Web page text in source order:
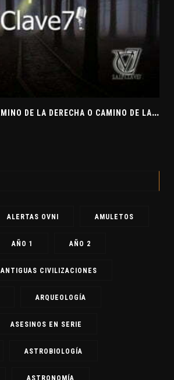
Y
O SATANISTA. CAMINO DE LA DERECHA O CAMINO DE LA IZQUIERDA. CLAVE7 NEWS
ALERTAS OVNI AMULETOS
AÑO 1 AÑO 2
ANTIGUAS CIVILIZACIONES
ARQUEOLOGÍA
ASESINOS EN SERIE
ASTROBIOLOGÍA